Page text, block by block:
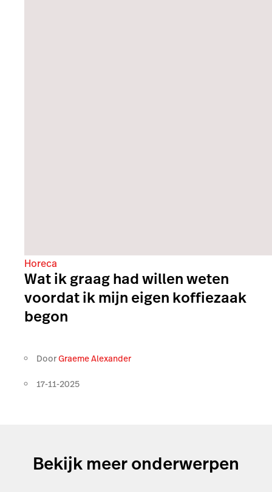
Horeca
Wat ik graag had willen weten
voordat ik mijn eigen koffiezaak
begon
DoorGraeme Alexander
17-11-2025
Bekijk meer onderwerpen